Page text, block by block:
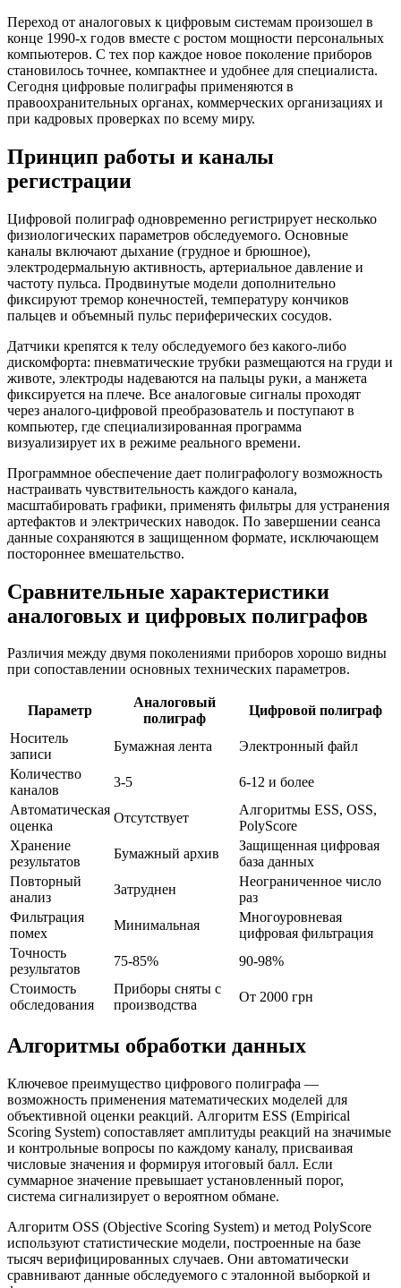
Переход от аналоговых к цифровым системам произошел в
конце 1990-х годов вместе с ростом мощности персональных
компьютеров. С тех пор каждое новое поколение приборов
становилось точнее, компактнее и удобнее для специалиста.
Сегодня цифровые полиграфы применяются в
правоохранительных органах, коммерческих организациях и
при кадровых проверках по всему миру.
Принцип работы и каналы
регистрации
Цифровой полиграф одновременно регистрирует несколько
физиологических параметров обследуемого. Основные
каналы включают дыхание (грудное и брюшное),
электродермальную активность, артериальное давление и
частоту пульса. Продвинутые модели дополнительно
фиксируют тремор конечностей, температуру кончиков
пальцев и объемный пульс периферических сосудов.
Датчики крепятся к телу обследуемого без какого-либо
дискомфорта: пневматические трубки размещаются на груди и
животе, электроды надеваются на пальцы руки, а манжета
фиксируется на плече. Все аналоговые сигналы проходят
через аналого-цифровой преобразователь и поступают в
компьютер, где специализированная программа
визуализирует их в режиме реального времени.
Программное обеспечение дает полиграфологу возможность
настраивать чувствительность каждого канала,
масштабировать графики, применять фильтры для устранения
артефактов и электрических наводок. По завершении сеанса
данные сохраняются в защищенном формате, исключающем
постороннее вмешательство.
Сравнительные характеристики
аналоговых и цифровых полиграфов
Различия между двумя поколениями приборов хорошо видны
при сопоставлении основных технических параметров.
Параметр
Аналоговый
полиграф
Цифровой полиграф
Носитель
записи
Бумажная лента
Электронный файл
Количество
каналов
3-5
6-12 и более
Автоматическая
оценка
Отсутствует
Алгоритмы ESS, OSS,
PolyScore
Хранение
результатов
Бумажный архив
Защищенная цифровая
база данных
Повторный
анализ
Затруднен
Неограниченное число
раз
Фильтрация
помех
Минимальная
Многоуровневая
цифровая фильтрация
Точность
результатов
75-85%
90-98%
Стоимость
обследования
Приборы сняты с
производства
От 2000 грн
Алгоритмы обработки данных
Ключевое преимущество цифрового полиграфа —
возможность применения математических моделей для
объективной оценки реакций. Алгоритм ESS (Empirical
Scoring System) сопоставляет амплитуды реакций на значимые
и контрольные вопросы по каждому каналу, присваивая
числовые значения и формируя итоговый балл. Если
суммарное значение превышает установленный порог,
система сигнализирует о вероятном обмане.
Алгоритм OSS (Objective Scoring System) и метод PolyScore
используют статистические модели, построенные на базе
тысяч верифицированных случаев. Они автоматически
сравнивают данные обследуемого с эталонной выборкой и